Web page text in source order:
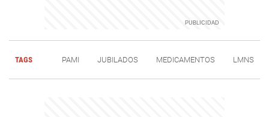
TAGS PAMI JUBILADOS MEDICAMENTOS LMNS